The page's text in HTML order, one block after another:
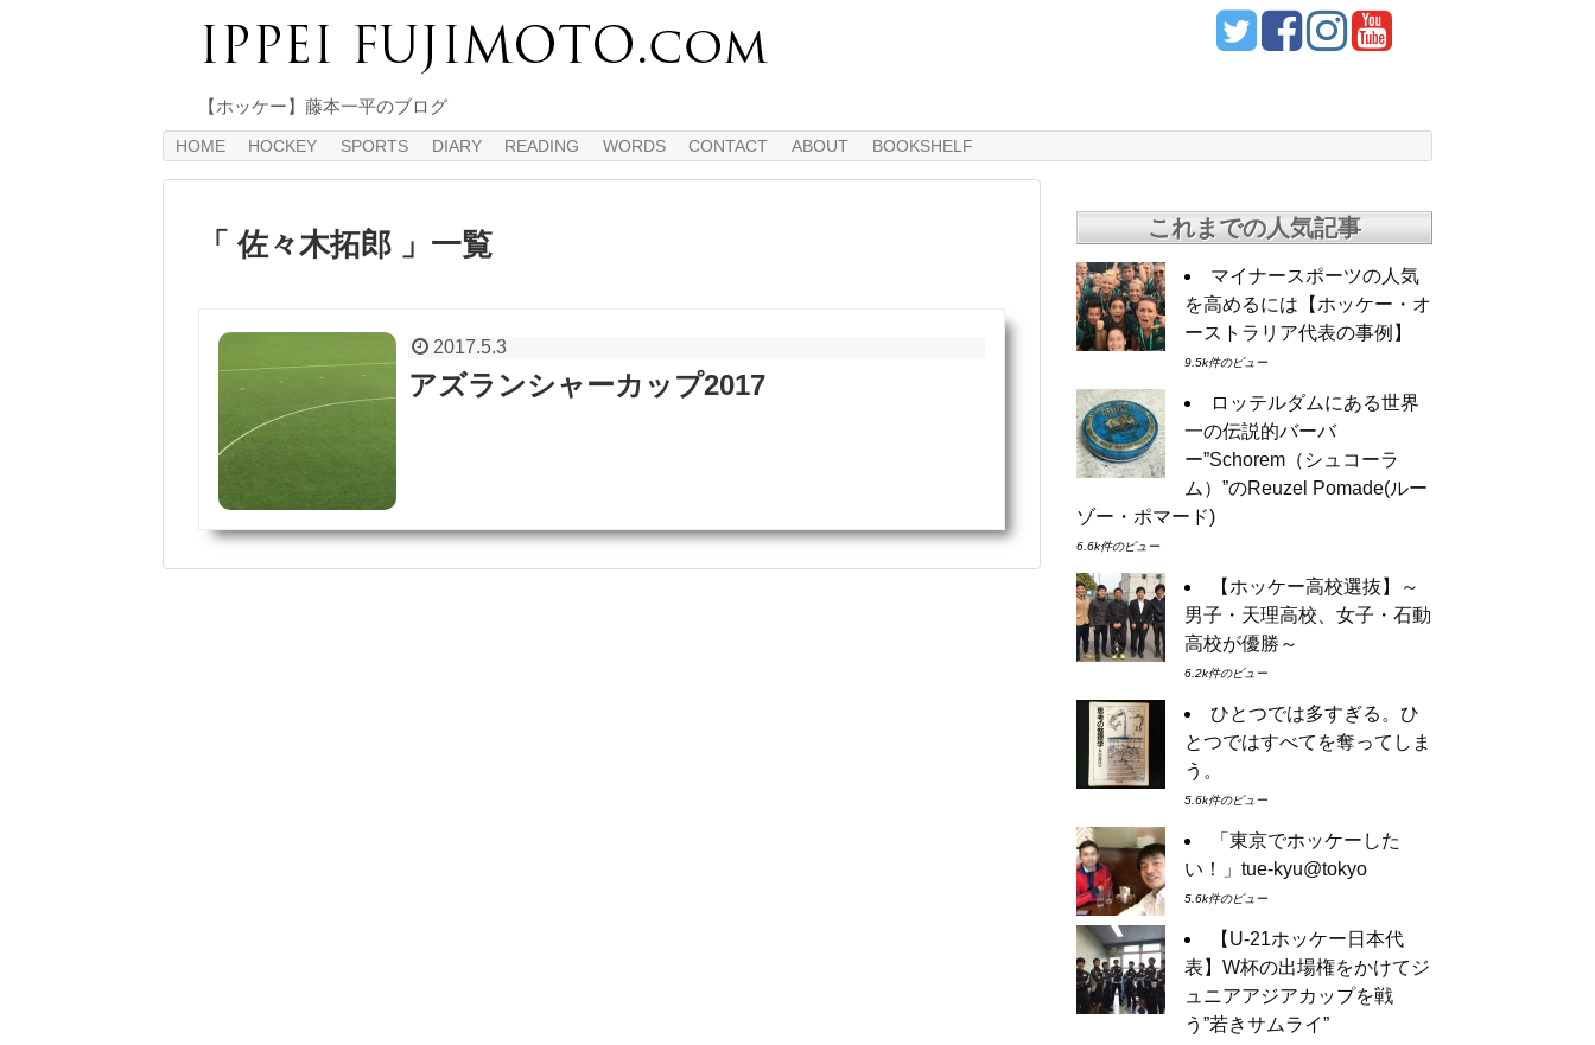
【ホッケー】藤本一平のブログ
HOME HOCKEY SPORTS DIARY READING WORDS CONTACT ABOUT BOOKSHELF
「 佐々木拓郎 」一覧
2017.5.3
アズランシャーカップ2017
これまでの人気記事
マイナースポーツの人気
を高めるには【ホッケー・オ
ーストラリア代表の事例】
9.5k件のビュー
ロッテルダムにある世界
一の伝説的バーバ
ー”Schorem（シュコーラ
ム）”のReuzel Pomade(ルー
ゾー・ポマード)
6.6k件のビュー
【ホッケー高校選抜】～
男子・天理高校、女子・石動
高校が優勝～
6.2k件のビュー
ひとつでは多すぎる。ひ
とつではすべてを奪ってしま
う。
5.6k件のビュー
「東京でホッケーした
い！」tue-kyu@tokyo
5.6k件のビュー
【U-21ホッケー日本代
表】W杯の出場権をかけてジ
ュニアアジアカップを戦
う”若きサムライ”